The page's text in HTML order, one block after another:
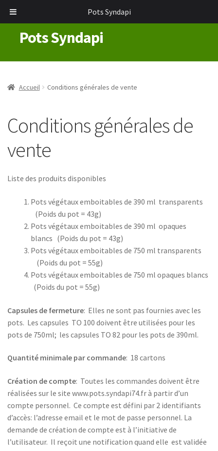
Pots Syndapi
Aller
à
Aller
au
Pots Syndapi
Accueil Conditions générales de vente
Conditions générales de
vente
Liste des produits disponibles
Pots végétaux emboitables de 390 ml transparents
(Poids du pot = 43g)
Pots végétaux emboitables de 390 ml opaques
blancs (Poids du pot = 43g)
Pots végétaux emboitables de 750 ml transparents
(Poids du pot = 55g)
Pots végétaux emboitables de 750 ml opaques blancs
(Poids du pot = 55g)
Capsules de fermeture: Elles ne sont pas fournies avec les
pots. Les capsules TO 100 doivent être utilisées pour les
pots de 750ml; les capsules TO 82 pour les pots de 390ml.
Quantité minimale par commande: 18 cartons
Création de compte: Toutes les commandes doivent être
réalisées sur le site www.pots.syndapi74.fr à partir d’un
compte personnel. Ce compte est défini par 2 identifiants
d’accès: l’adresse email et le mot de passe personnel. La
demande de création de compte est à l’initiative de
l’utilisateur. Il reçoit une notification quand elle est validée